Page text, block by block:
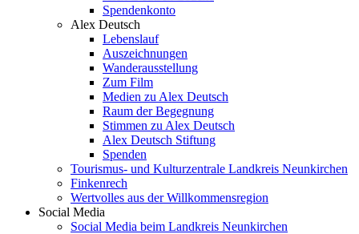
Spendenkonto
Alex Deutsch
Lebenslauf
Auszeichnungen
Wanderausstellung
Zum Film
Medien zu Alex Deutsch
Raum der Begegnung
Stimmen zu Alex Deutsch
Alex Deutsch Stiftung
Spenden
Tourismus- und Kulturzentrale Landkreis Neunkirchen
Finkenrech
Wertvolles aus der Willkommensregion
Social Media
Social Media beim Landkreis Neunkirchen